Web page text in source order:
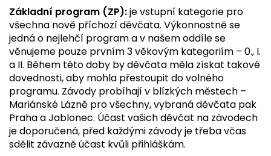
Základní program (ZP):je vstupní kategorie pro
všechna nově příchozí děvčata. Výkonnostně se
jedná o nejlehčí program a v našem oddíle se
věnujeme pouze prvním 3 věkovým kategoriím – 0., I.
a II. Během této doby by děvčata měla získat takové
dovednosti, aby mohla přestoupit do volného
programu. Závody probíhají v blízkých městech –
Mariánské Lázně pro všechny, vybraná děvčata pak
Praha a Jablonec. Účast vašich děvčat na závodech
je doporučená, před každými závody je třeba včas
sdělit závazně účast kvůli přihláškám.